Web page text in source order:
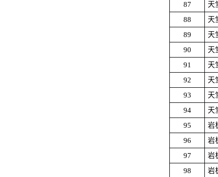
87
天
88
天
89
天
90
天
91
天
92
天
93
天
94
天
95
岩
96
岩
97
岩
98
岩